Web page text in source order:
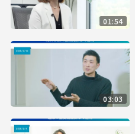
01:54
03:03